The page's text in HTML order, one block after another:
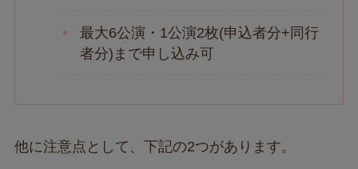
最大6公演・1公演2枚(申込者分+同行
者分)まで申し込み可
他に注意点として、下記の2つがあります。